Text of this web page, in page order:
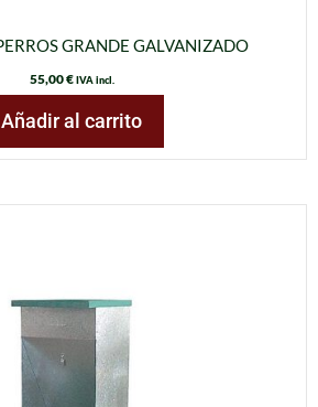
GRANDE GALVANIZADO
55,00€ IVA incl.
Añadir al carrito